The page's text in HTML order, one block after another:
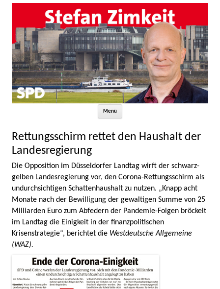
Menü
Rettungsschirm rettet den Haushalt der
Landesregierung
Die Opposition im Düsseldorfer Landtag wirft der schwarz-
gelben Landesregierung vor, den Corona-Rettungsschirm als
undurchsichtigen Schattenhaushalt zu nutzen. „Knapp acht
Monate nach der Bewilligung der gewaltigen Summe von 25
Milliarden Euro zum Abfedern der Pandemie-Folgen bröckelt
im Landtag die Einigkeit in der finanzpolitischen
Krisenstrategie“, berichtet die Westdeutsche Allgemeine
(WAZ).